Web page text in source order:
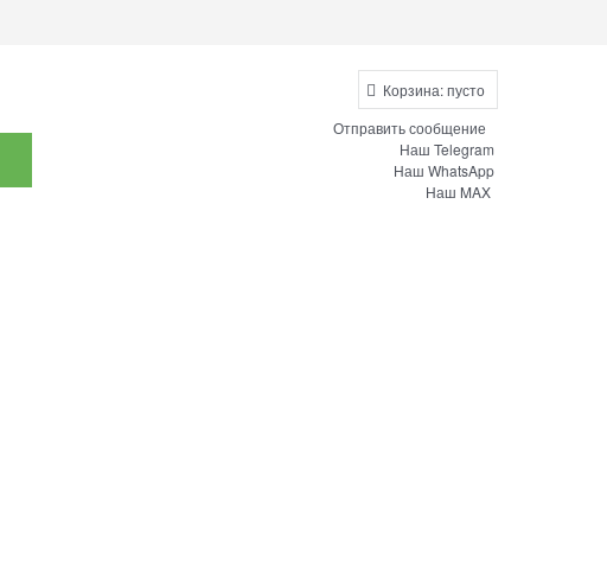
Корзина:пусто
Отправить сообщение
Наш Telegram
Наш WhatsApp
Наш MAX